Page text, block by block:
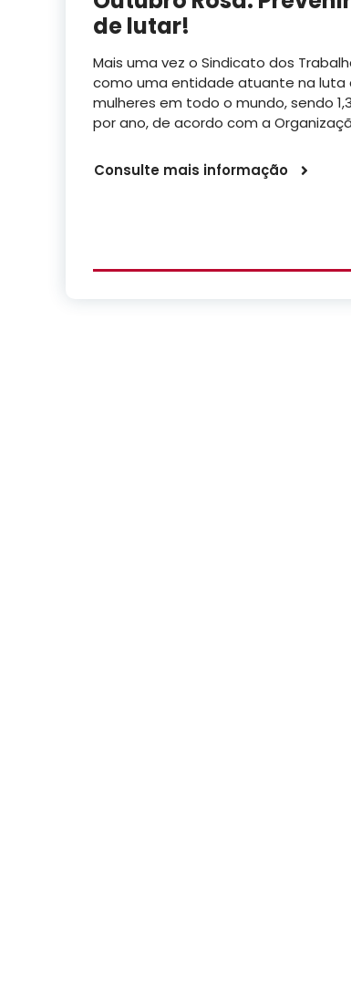
de lutar!
Mais uma vez o Sindicato dos
como uma entidade atuante na luta
mulheres em todo o mundo, sendo
por ano, de acordo com a
Consulte mais informação